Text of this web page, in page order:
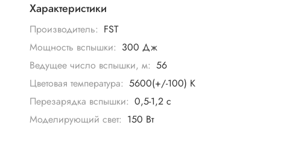
Характеристики
Производитель: FST
Мощность вспышки: 300 Дж
Ведущее число вспышки, м: 56
Цветовая температура: 5600(+/-100) К
Перезарядка вспышки: 0,5-1,2 с
Моделирующий свет: 150 Вт